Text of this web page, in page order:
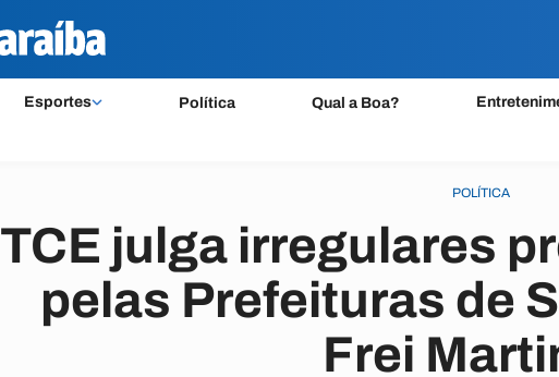
Esportes Política Qual a Boa?
POLÍTICA
TCE julga irregulares
pelas Prefeituras de
Frei